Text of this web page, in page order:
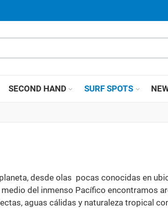
SECOND HAND SURF SPOTS
desde olas pocas conocidas en
del inmenso Pacífico encontramos
aguas cálidas y naturaleza tropical